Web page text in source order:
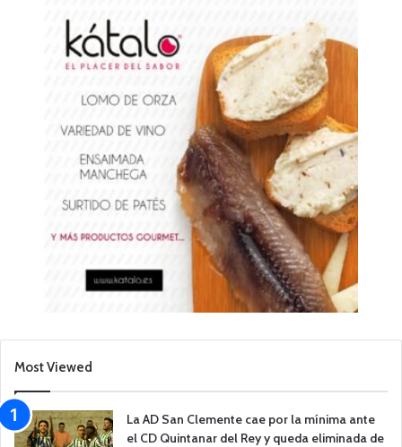
Most Viewed
La AD San Clemente cae por la mínima ante
el CD Quintanar del Rey y queda eliminada de